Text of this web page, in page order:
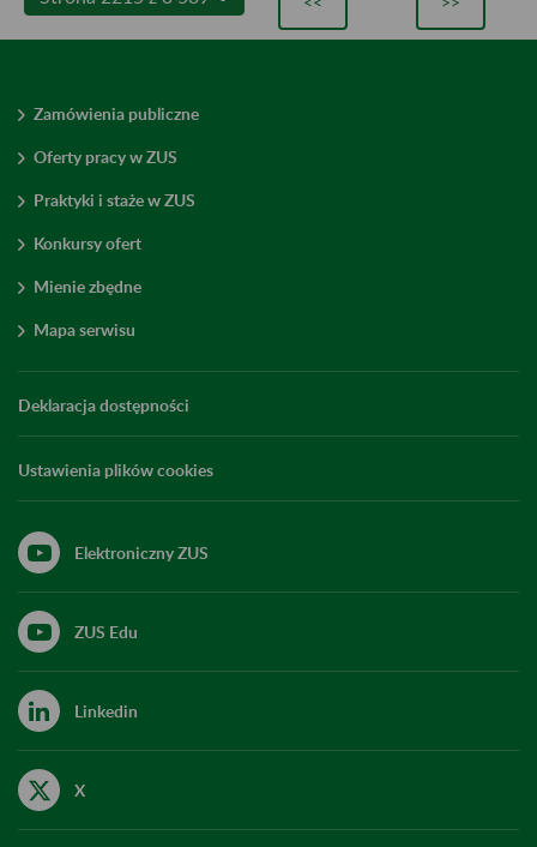
Zamówienia publiczne
Oferty pracy w ZUS
Praktyki i staże w ZUS
Konkursy ofert
Mienie zbędne
Mapa serwisu
Deklaracja dostępności
Ustawienia plików cookies
Elektroniczny ZUS
ZUS Edu
Linkedin
X